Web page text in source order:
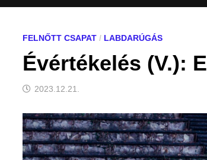
FELNŐTT CSAPAT / LABDARÚGÁS
Évértékelés (V.):
2023.12.21.